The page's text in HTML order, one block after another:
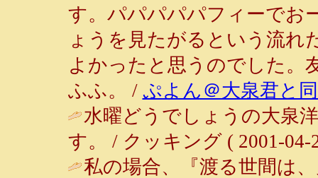
す。パパパパパフィーでお
ょうを見たがるという流れ
よかったと思うのでした。
ふふ。 / ぷよん＠大泉君と
水曜どうでしょうの大泉
す。 / クッキング ( 2001-04-
私の場合、『渡る世間は